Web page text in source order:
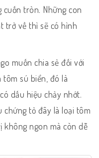
tròn. Những con
trở về thì sẽ có hình
muốn chia sẻ đối với
sú biển, đó là
dấu hiệu chảy nhớt.
chứng tỏ đây là loại tôm
không ngon mà còn dễ